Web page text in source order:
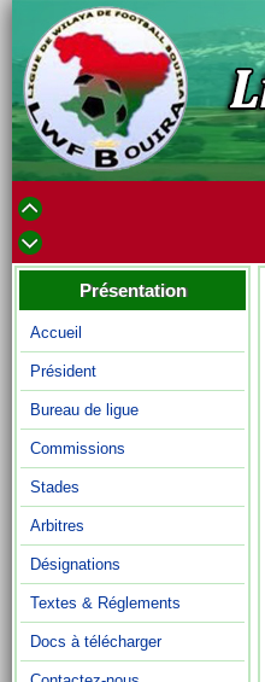
Présentation
Accueil
Président
Bureau de ligue
Commissions
Stades
Arbitres
Désignations
Textes & Réglements
Docs à télécharger